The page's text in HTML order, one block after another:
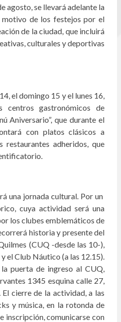
agosto, se llevará adelante la
motivo de los festejos por el
de la ciudad, que incluirá
culturales y deportivas
el domingo 15 y el lunes 16,
centros gastronómicos de
Aniversario”, que durante el
con platos clásicos a
restaurantes adheridos, que
una jornada cultural. Por un
cuya actividad será una
los clubes emblemáticos de
historia y presente del
(CUQ -desde las 10-),
el Club Náutico (a las 12.15).
puerta de ingreso al CUQ,
1345 esquina calle 27,
cierre de la actividad, a las
y música, en la rotonda de
inscripción, comunicarse con